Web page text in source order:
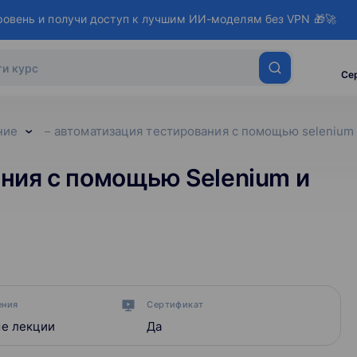
и получи доступ к лучшим ИИ-моделям без VPN 🎁🚀
автоматизация тестирования с помощью
с помощью Selenium и
лекции
Сертификат
Да